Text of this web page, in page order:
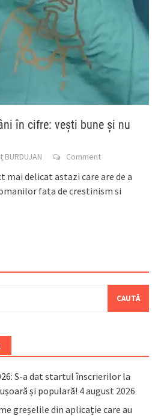
în cifre: veşti bune şi nu
BURDUJAN Comment
mai delicat astazi care are de a
fata de crestinism si
S-a dat startul înscrierilor la
și populară! 4 august 2026
greșelile din aplicație care au